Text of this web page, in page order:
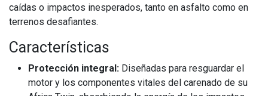
caídas o impactos inesperados, tanto en asfalto como en
terrenos desafiantes.
Características
Protección integral: Diseñadas para resguardar el
motor y los componentes vitales del carenado de su